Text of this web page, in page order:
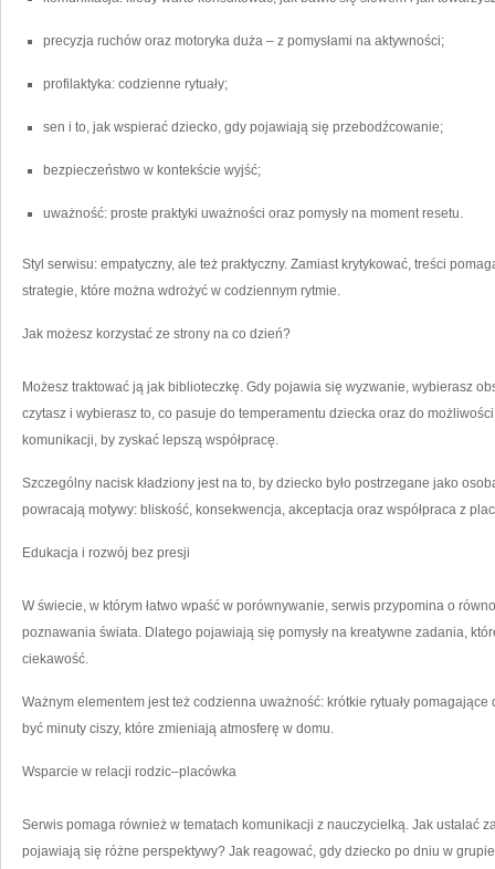
precyzja ruchów oraz motoryka duża – z pomysłami na aktywności;
profilaktyka: codzienne rytuały;
sen i to, jak wspierać dziecko, gdy pojawiają się przebodźcowanie;
bezpieczeństwo w kontekście wyjść;
uważność: proste praktyki uważności oraz pomysły na moment resetu.
Styl serwisu: empatyczny, ale też praktyczny. Zamiast krytykować, treści
strategie, które można wdrożyć w codziennym rytmie.
Jak możesz korzystać ze strony na co dzień?
Możesz traktować ją jak biblioteczkę. Gdy pojawia się wyzwanie, wybierasz
czytasz i wybierasz to, co pasuje do temperamentu dziecka oraz do
komunikacji, by zyskać lepszą współpracę.
Szczególny nacisk kładziony jest na to, by dziecko było postrzegane jako
powracają motywy: bliskość, konsekwencja, akceptacja oraz współpraca z
Edukacja i rozwój bez presji
W świecie, w którym łatwo wpaść w porównywanie, serwis przypomina o
poznawania świata. Dlatego pojawiają się pomysły na kreatywne zadania,
ciekawość.
Ważnym elementem jest też codzienna uważność: krótkie rytuały pomagające
być minuty ciszy, które zmieniają atmosferę w domu.
Wsparcie w relacji rodzic–placówka
Serwis pomaga również w tematach komunikacji z nauczycielką. Jak ustalać
pojawiają się różne perspektywy? Jak reagować, gdy dziecko po dniu w